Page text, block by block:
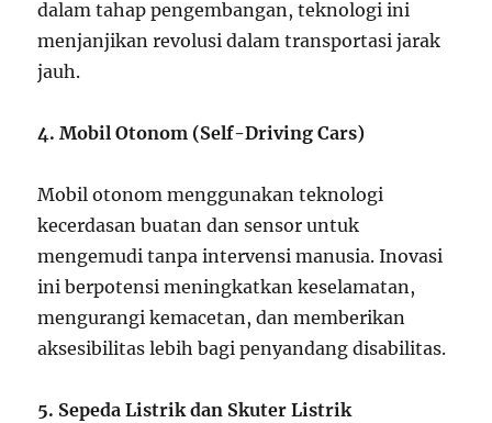
dalam tahap pengembangan, teknologi ini
menjanjikan revolusi dalam transportasi jarak
jauh.
4. Mobil Otonom (Self-Driving Cars)
Mobil otonom menggunakan teknologi
kecerdasan buatan dan sensor untuk
mengemudi tanpa intervensi manusia. Inovasi
ini berpotensi meningkatkan keselamatan,
mengurangi kemacetan, dan memberikan
aksesibilitas lebih bagi penyandang disabilitas.
5. Sepeda Listrik dan Skuter Listrik